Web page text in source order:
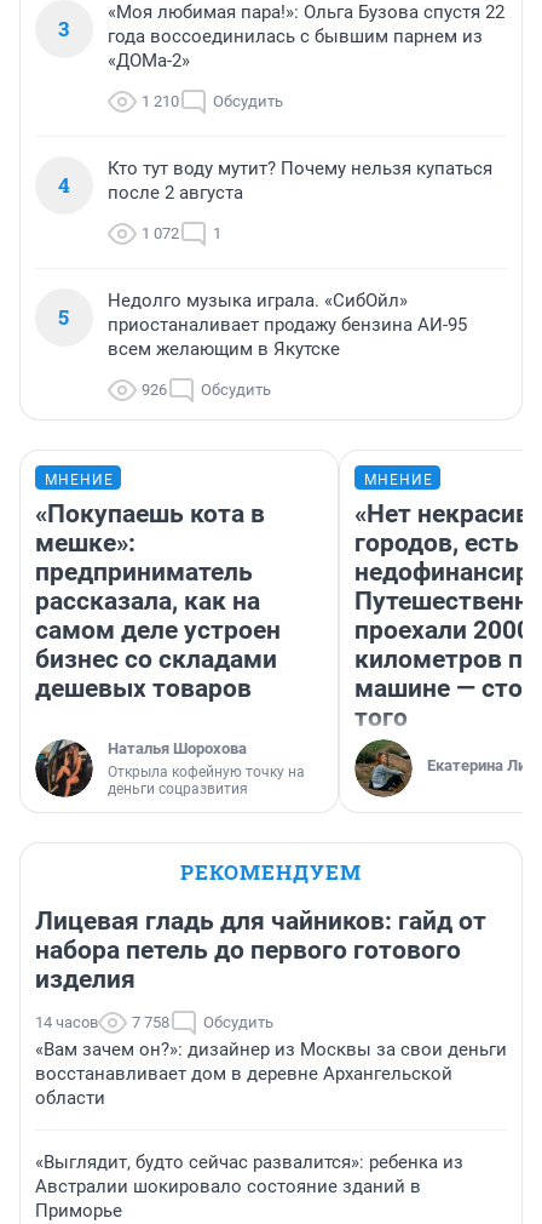
3
«Моя любимая пара!»: Ольга Бузова спустя 22
года воссоединилась с бывшим парнем из
«ДОМа-2»
1 210 Обсудить
4
Кто тут воду мутит? Почему нельзя купаться
после 2 августа
1 072 1
5
Недолго музыка играла. «СибОйл»
приостаналивает продажу бензина АИ-95
всем желающим в Якутске
926 Обсудить
МНЕНИЕ
«Покупаешь кота в
мешке»:
предприниматель
рассказала, как на
самом деле устроен
бизнес со складами
дешевых товаров
Наталья Шорохова
Открыла кофейную точку на
деньги соцразвития
МНЕНИЕ
«Нет
городов, есть
проехали 2000
километров по
машине —
того
Екатерина
РЕКОМЕНДУЕМ
Лицевая гладь для чайников: гайд от
набора петель до первого готового
изделия
14 часов 7 758 Обсудить
«Вам зачем он?»: дизайнер из Москвы за свои деньги
восстанавливает дом в деревне Архангельской
области
«Выглядит, будто сейчас развалится»: ребенка из
Австралии шокировало состояние зданий в
Приморье